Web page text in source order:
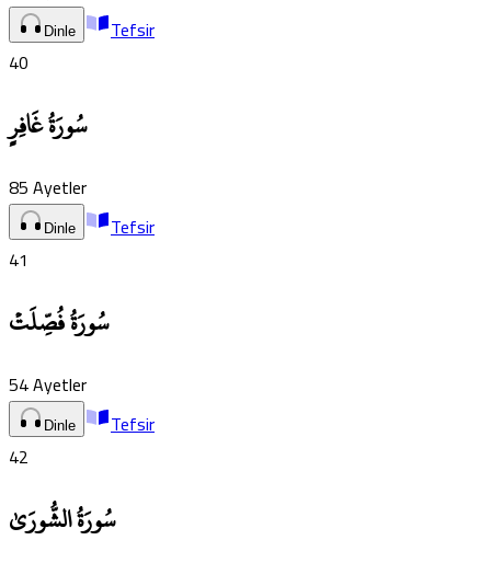
Dinle
Tefsir
40
سُورَةُ غَافِرٍ
85Ayetler
Dinle
Tefsir
41
سُورَةُ فُصِّلَتۡ
54Ayetler
Dinle
Tefsir
42
سُورَةُ الشُّورَىٰ